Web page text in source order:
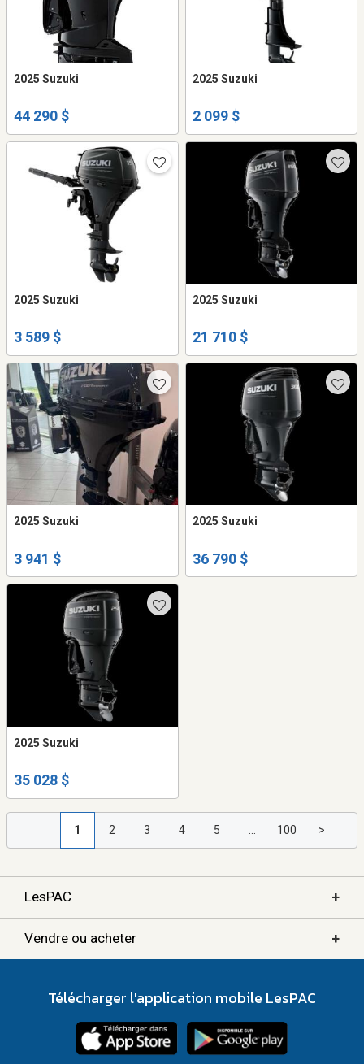
2025 Suzuki
44 290 $
2025 Suzuki
2 099 $
2025 Suzuki
3 589 $
2025 Suzuki
21 710 $
2025 Suzuki
3 941 $
2025 Suzuki
36 790 $
2025 Suzuki
35 028 $
1 2 3 4 5 ... 100 >
LesPAC +
Vendre ou acheter +
Télécharger l'application mobile LesPAC